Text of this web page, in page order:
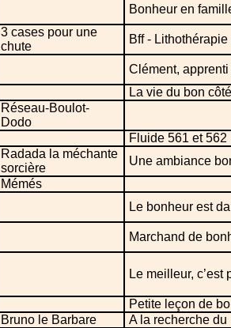
Bonheur en
3 cases pour une
chute
Bff - Lithothérapie
Clément,
La vie du bon côté
Réseau-Boulot-
Dodo
Fluide 561 et 562
Radada la méchante
sorcière
Une ambiance
Mémés
Le bonheur est
Marchand de
Le meilleur, c’est
Petite leçon de
Bruno le Barbare
A la recherche du